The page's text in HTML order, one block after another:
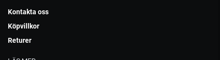
Kontakta oss
Köpvillkor
Returer